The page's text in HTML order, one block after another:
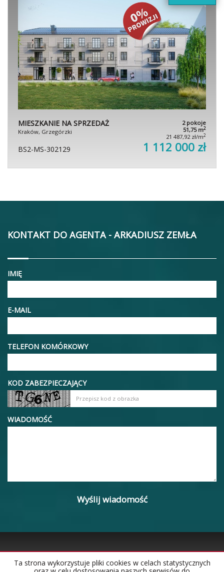
MIESZKANIE NA SPRZEDAŻ
Kraków, Grzegórzki
2 pokoje
51,75 m2
21 487,92 zł/m2
BS2-MS-302129 1 112 000 zł
KONTAKT DO AGENTA - ARKADIUSZ ZEMŁA
IMIĘ
E-MAIL
TELEFON KOMÓRKOWY
KOD ZABEZPIECZAJĄCY
WIADOMOŚĆ
Ta strona wykorzystuje pliki cookies w celach statystycznych